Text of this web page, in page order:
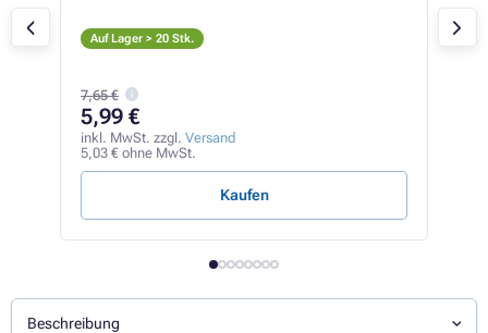
Auf Lager > 20 Stk.
7,65 €
5,99 €
inkl. MwSt. zzgl. Versand
5,03 € ohne MwSt.
Kaufen
Beschreibung